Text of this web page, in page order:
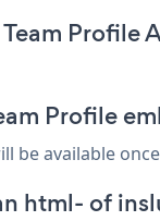
Profile
Profile
be available
html- of